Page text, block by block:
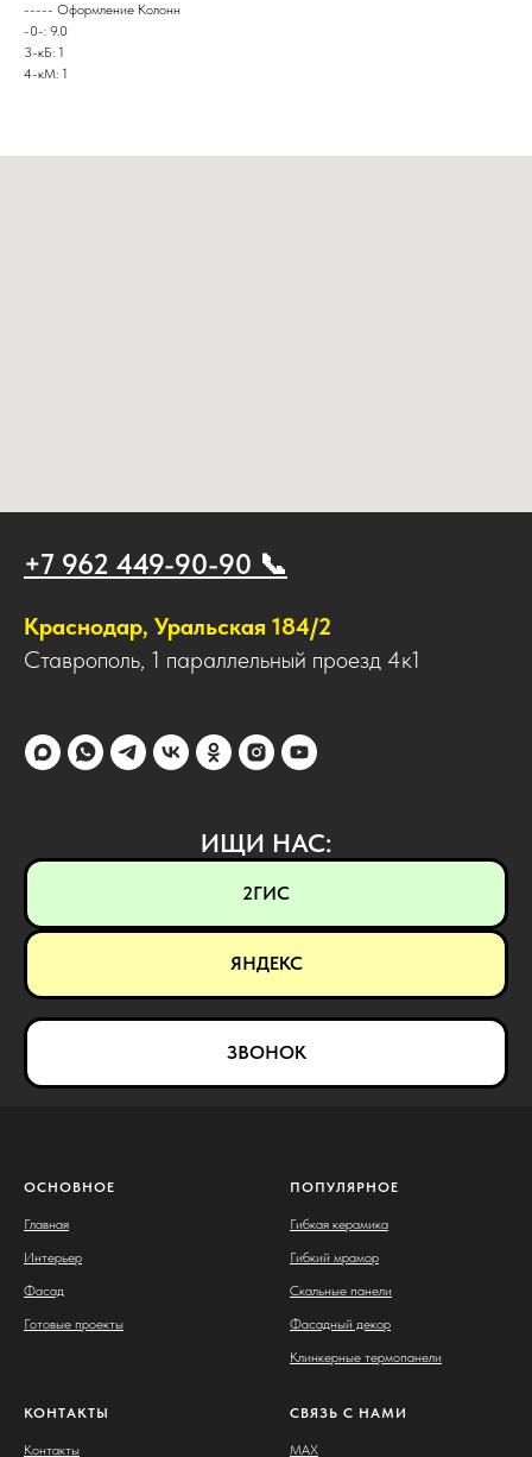
----- Оформление Колонн
-0-: 9.0
3-кБ: 1
4-кМ: 1
+7 962 449-90-90 📞
Краснодар, Уральская 184/2
Ставрополь, 1 параллельный проезд 4к1
ИЩИ НАС:
2ГИС
ЯНДЕКС
ЗВОНОК
ОСНОВНОЕ
Главная
Интерьер
Фасад
Готовые проекты
ПОПУЛЯРНОЕ
Гибкая керамика
Гибкий мрамор
Скальные панели
Фасадный декор
Клинкерные термопанели
КОНТАКТЫ
Контакты
СВЯЗЬ С НАМИ
MAX